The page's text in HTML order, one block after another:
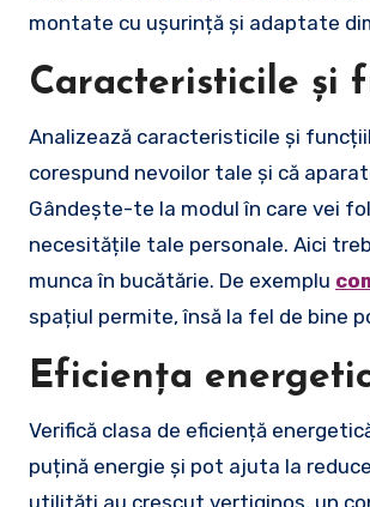
montate cu ușurință și adaptate
Caracteristicile și
Analizează caracteristicile și
corespund nevoilor tale și că
Gândește-te la modul în care vei
necesitățile tale personale. Aici
munca în bucătărie. De exemplu
spațiul permite, însă la fel de bine
Eficiența
Verifică clasa de eficiență
puțină energie și pot ajuta la
utilități au crescut vertiginos, un